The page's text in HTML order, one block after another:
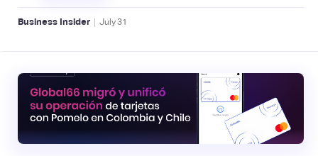
Business Insider | July31